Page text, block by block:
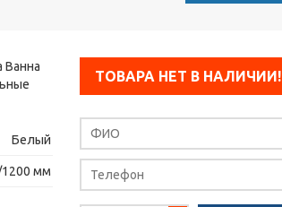
Ванна
Белый
мм
ТОВАРА НЕТ В НАЛИЧИИ!